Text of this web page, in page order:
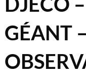
GÉANT –